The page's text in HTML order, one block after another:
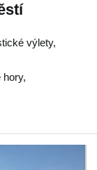
výlety,
hory,